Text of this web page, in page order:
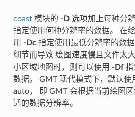
coast模块的 -D选项加上每种分
指定使用何种分辨率的数据。 在
用 -Dc指定使用最低分辨率的数
细节而导致 绘图速度慢且文件太
小区域地图时，则可以使用 -Df指
数据。 GMT 现代模式下，默认使
auto， 即 GMT 会根据当前绘图
适的数据分辨率。